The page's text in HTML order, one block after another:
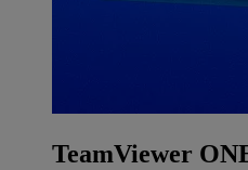
TeamViewer